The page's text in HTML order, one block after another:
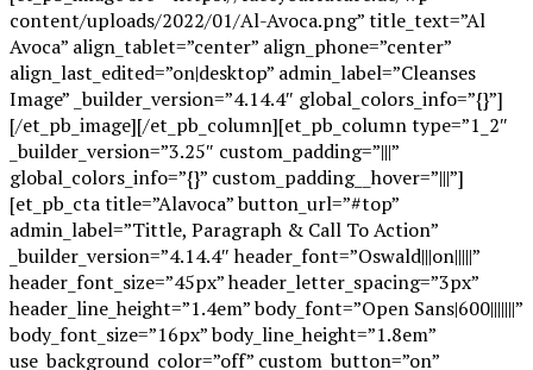
content/uploads/2022/01/Al-Avoca.png” title_text=”Al
Avoca” align_tablet=”center” align_phone=”center”
align_last_edited=”on|desktop” admin_label=”Cleanses
Image” _builder_version=”4.14.4″ global_colors_info=”{}”]
[/et_pb_image][/et_pb_column][et_pb_column type=”1_2″
_builder_version=”3.25″ custom_padding=”|||”
global_colors_info=”{}” custom_padding__hover=”|||”]
[et_pb_cta title=”Alavoca” button_url=”#top”
admin_label=”Tittle, Paragraph & Call To Action”
_builder_version=”4.14.4″ header_font=”Oswald|||on|||||”
header_font_size=”45px” header_letter_spacing=”3px”
header_line_height=”1.4em” body_font=”Open Sans|600|||||||”
body_font_size=”16px” body_line_height=”1.8em”
use_background_color=”off” custom_button=”on”